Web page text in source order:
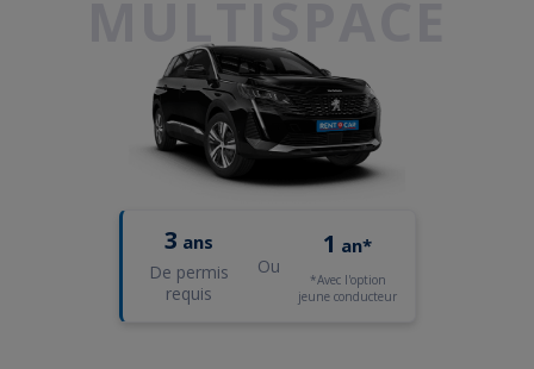
3 ans
De permis
requis
Ou
1 an*
*Avec l'option
jeune conducteur